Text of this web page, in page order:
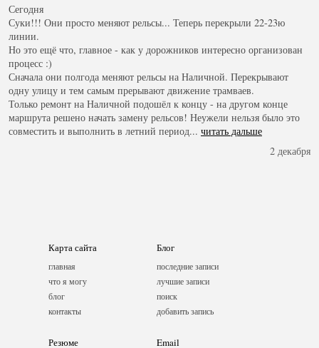
Сегодня
Суки!!! Они просто меняют рельсы... Теперь перекрыли 22-23ю
линии.
Но это ещё что, главное - как у дорожников интересно организован
процесс :)
Сначала они полгода меняют рельсы на Наличной. Перекрывают
одну улицу и тем самым прерывают движение трамваев.
Только ремонт на Наличной подошёл к концу - на другом конце
маршрута решено начать замену рельсов! Неужели нельзя было это
совместить и выполнить в летний период... читать дальше
2 декабря
Карта сайта
главная
что я могу
блог
контакты
Блог
последние записи
лучшие записи
поиск
добавить запись
Резюме Email